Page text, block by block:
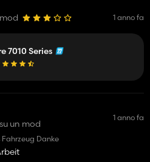
1 anno fa
7010 Series
un mod
1 anno fa
Fahrzeug Danke